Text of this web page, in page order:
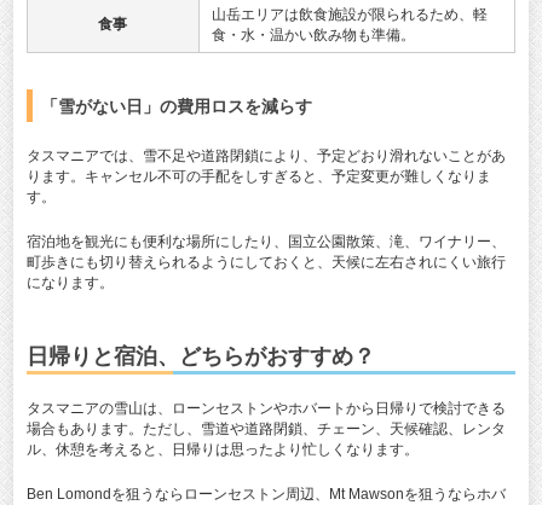
食事
山岳エリアは飲食施設が限られるため、軽
食・水・温かい飲み物も準備。
「雪がない日」の費用ロスを減らす
タスマニアでは、雪不足や道路閉鎖により、予定どおり滑れないことがあ
ります。キャンセル不可の手配をしすぎると、予定変更が難しくなりま
す。
宿泊地を観光にも便利な場所にしたり、国立公園散策、滝、ワイナリー、
町歩きにも切り替えられるようにしておくと、天候に左右されにくい旅行
になります。
日帰りと宿泊、どちらがおすすめ？
タスマニアの雪山は、ローンセストンやホバートから日帰りで検討できる
場合もあります。ただし、雪道や道路閉鎖、チェーン、天候確認、レンタ
ル、休憩を考えると、日帰りは思ったより忙しくなります。
Ben Lomondを狙うならローンセストン周辺、Mt Mawsonを狙うならホバ